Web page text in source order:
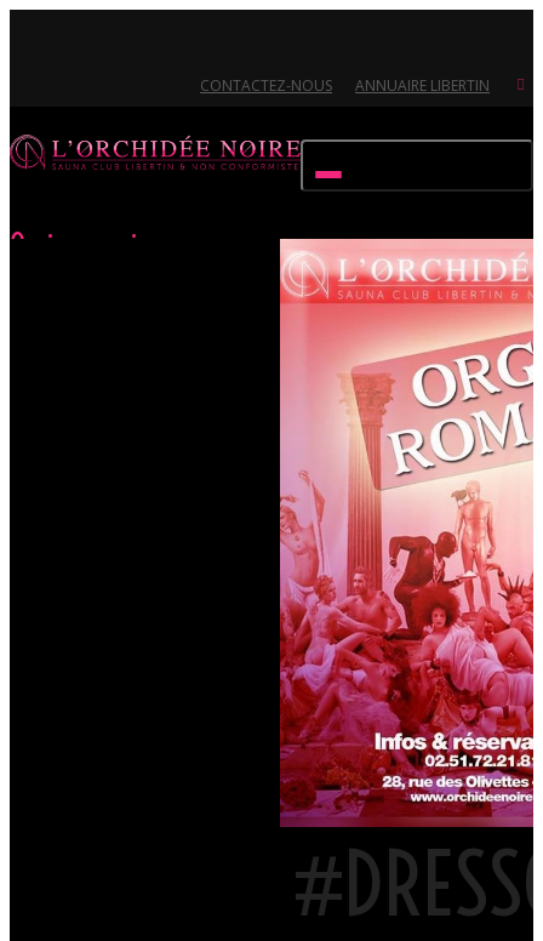
CONTACTEZ-NOUS ANNUAIRE LIBERTIN
Orgie romaine
Ouvert 7/7 - Pour toutes informations, contactez-nous au 02.51.72.21.81